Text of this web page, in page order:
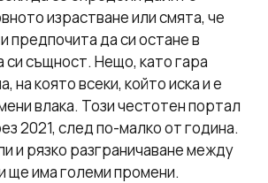
израстване или смята, че
предпочита да си остане в
си същност. Нещо, като гара
на която всеки, който иска и е
влака. Този честотен портал
2021, след по-малко от година.
и рязко разграничаване между
ще има големи промени.